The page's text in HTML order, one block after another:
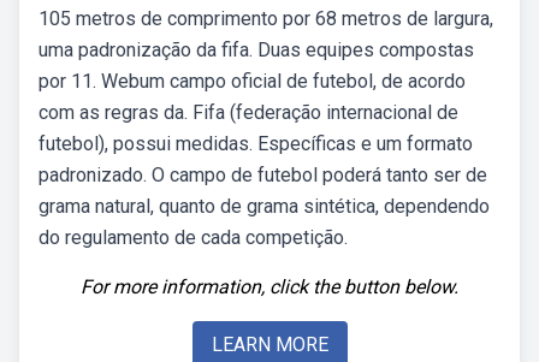
105 metros de comprimento por 68 metros de largura,
uma padronização da fifa. Duas equipes compostas
por 11. Webum campo oficial de futebol, de acordo
com as regras da. Fifa (federação internacional de
futebol), possui medidas. Específicas e um formato
padronizado. O campo de futebol poderá tanto ser de
grama natural, quanto de grama sintética, dependendo
do regulamento de cada competição.
For more information, click the button below.
LEARN MORE